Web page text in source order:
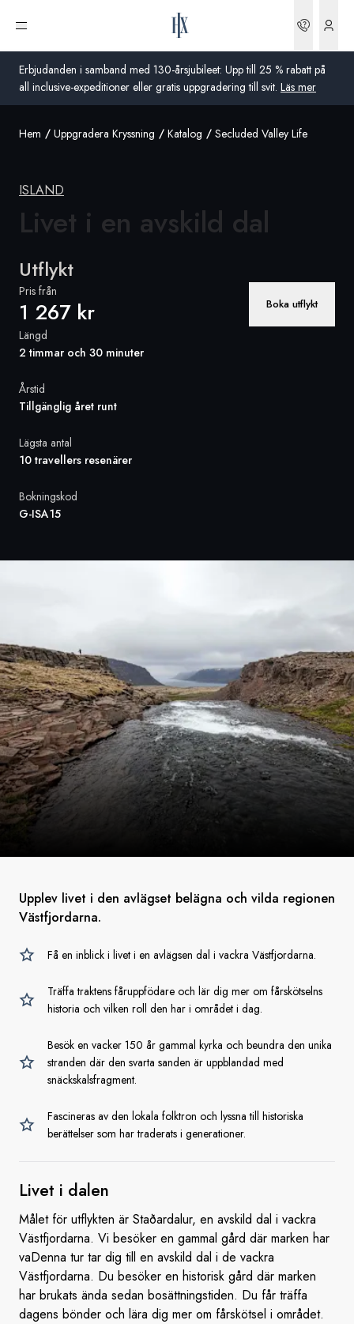
Erbjudanden i samband med 130-årsjubileet: Upp till 25 % rabatt på
all inclusive-expeditioner eller gratis uppgradering till svit. Läs mer
Öppna meny
Sverige
Tyskland
Schweiz
Frankrike
Norge
Global
Hem Uppgradera Kryssning Katalog Secluded Valley Life
ISLAND
Livet i en avskild dal
Utflykt
Pris från
1 267 kr Boka utflykt
Längd
2 timmar och 30 minuter
Årstid
Tillgänglig året runt
Lägsta antal
10 travellers resenärer
Bokningskod
G-ISA15
Upplev livet i den avlägset belägna och vilda regionen
Västfjordarna.
Få en inblick i livet i en avlägsen dal i vackra Västfjordarna.
Träffa traktens fåruppfödare och lär dig mer om fårskötselns
historia och vilken roll den har i området i dag.
Besök en vacker 150 år gammal kyrka och beundra den unika
stranden där den svarta sanden är uppblandad med
snäckskalsfragment.
Fascineras av den lokala folktron och lyssna till historiska
berättelser som har traderats i generationer.
Livet i dalen
Målet för utflykten är Staðardalur, en avskild dal i vackra
Västfjordarna. Vi besöker en gammal gård där marken har
vaDenna tur tar dig till en avskild dal i de vackra
Västfjordarna. Du besöker en historisk gård där marken
har brukats ända sedan bosättningstiden. Du får träffa
dagens bönder och lära dig mer om fårskötsel i området.